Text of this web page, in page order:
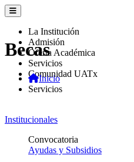
La Institución
Admisión
Oferta Académica
Servicios
Comunidad UATx
Becas
Inicio
Servicios
Institucionales
Convocatoria
Ayudas y Subsidios